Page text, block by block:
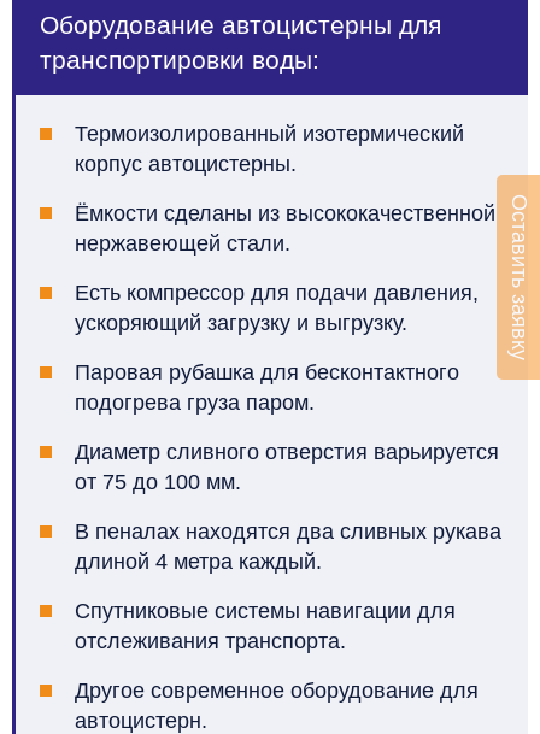
Оборудование автоцистерны для
транспортировки воды:
Термоизолированный изотермический
корпус автоцистерны.
Ёмкости сделаны из высококачественной
нержавеющей стали.
Есть компрессор для подачи давления,
ускоряющий загрузку и выгрузку.
Паровая рубашка для бесконтактного
подогрева груза паром.
Диаметр сливного отверстия варьируется
от 75 до 100 мм.
В пеналах находятся два сливных рукава
длиной 4 метра каждый.
Спутниковые системы навигации для
отслеживания транспорта.
Другое современное оборудование для
автоцистерн.
Оставить заявку